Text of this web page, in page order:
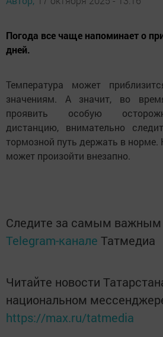
Погода все чаще напоминает о
дней.
Температура может
значениям. А значит, во
проявить особую
дистанцию, внимательно
тормозной путь держать в норме.
может произойти внезапно.
Следите за самым важным
Telegram-канале Татмедиа
Читайте новости
национальном
https://max.ru/tatmedia